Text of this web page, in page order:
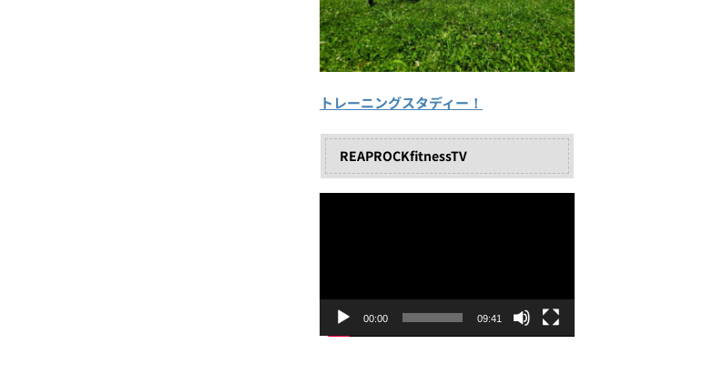
トレーニングスタディー！
REAPROCKfitnessTV
ー
00:00 09:41